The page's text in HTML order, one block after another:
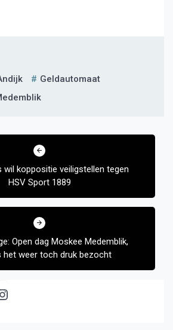
Geldautomaat
wil koppositie veiligstellen tegen
HSV Sport 1889
Open dag Moskee Medemblik,
het weer toch druk bezocht